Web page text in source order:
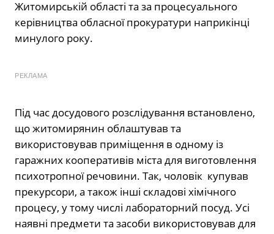
Житомирській області та за процесуального
керівництва обласної прокуратури наприкінці
минулого року.
РЕКЛАМА
Під час досудового розслідування встановлено,
що житомирянин облаштував та
використовував приміщення в одному із
гаражних кооперативів міста для виготовлення
психотропної речовини. Так, чоловік купував
прекурсори, а також інші складові хімічного
процесу, у тому числі лабораторний посуд. Усі
наявні предмети та засоби використовував для